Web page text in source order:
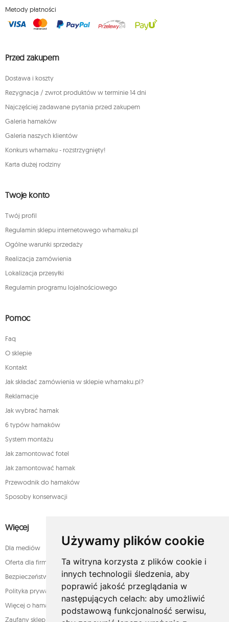
Używamy plików cookie
Ta witryna korzysta z plików cookie i
innych technologii śledzenia, aby
poprawić jakość przeglądania w
następujących celach: aby umożliwić
podstawową funkcjonalność serwisu,
Metody płatności
Przed zakupem
Dostawa i koszty
Rezygnacja / zwrot produktów w terminie 14 dni
Najczęściej zadawane pytania przed zakupem
Galeria hamaków
Galeria naszych klientów
Konkurs whamaku - rozstrzygnięty!
Karta dużej rodziny
Twoje konto
Twój profil
Regulamin sklepu internetowego whamaku.pl
Ogólne warunki sprzedaży
Realizacja zamówienia
Lokalizacja przesyłki
Regulamin programu lojalnościowego
Pomoc
Faq
O sklepie
Kontakt
Jak składać zamówienia w sklepie whamaku.pl?
Reklamacje
Jak wybrać hamak
6 typów hamaków
System montażu
Jak zamontować fotel
Jak zamontować hamak
Przewodnik do hamaków
Sposoby konserwacji
Więcej
Dla mediów
Oferta dla firm
Bezpieczeństwo płatności
Polityka prywatności
Więcej o hamakach
Zaufany sklep